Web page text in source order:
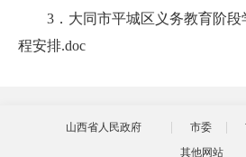
3． 大同市平城区义务教育阶段
程安排.doc
山西省人民政府 市委
其他网站